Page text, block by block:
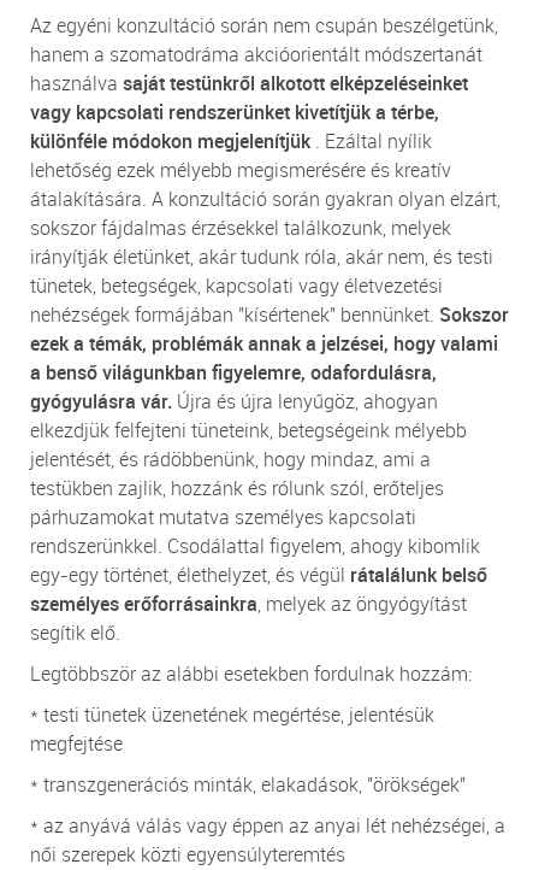
Az egyéni konzultáció során nem csupán beszélgetünk,
hanem a szomatodráma akcióorientált módszertanát
használva saját testünkről alkotott elképzeléseinket
vagy kapcsolati rendszerünket kivetítjük a térbe,
különféle módokon megjelenítjük . Ezáltal nyílik
lehetőség ezek mélyebb megismerésére és kreatív
átalakítására. A konzultáció során gyakran olyan elzárt,
sokszor fájdalmas érzésekkel találkozunk, melyek
irányítják életünket, akár tudunk róla, akár nem, és testi
tünetek, betegségek, kapcsolati vagy életvezetési
nehézségek formájában "kísértenek" bennünket. Sokszor
ezek a témák, problémák annak a jelzései, hogy valami
a benső világunkban figyelemre, odafordulásra,
gyógyulásra vár. Újra és újra lenyűgöz, ahogyan
elkezdjük felfejteni tüneteink, betegségeink mélyebb
jelentését, és rádöbbenünk, hogy mindaz, ami a
testükben zajlik, hozzánk és rólunk szól, erőteljes
párhuzamokat mutatva személyes kapcsolati
rendszerünkkel. Csodálattal figyelem, ahogy kibomlik
egy-egy történet, élethelyzet, és végül rátalálunk belső
személyes erőforrásainkra, melyek az öngyógyítást
segítik elő.
Legtöbbször az alábbi esetekben fordulnak hozzám:
* testi tünetek üzenetének megértése, jelentésük
megfejtése
* transzgenerációs minták, elakadások, "örökségek"
* az anyává válás vagy éppen az anyai lét nehézségei, a
női szerepek közti egyensúlyteremtés